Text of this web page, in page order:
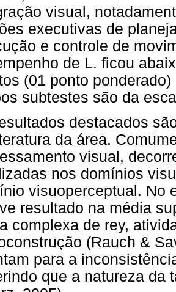
visual,
executivas de
e controle de
de L. ficou
(01 ponto
subtestes são da
destacados
da área.
visual,
nos domínios
visuoperceptual. No
resultado na média
complexa de rey,
(Rauch &
para a
que a natureza da